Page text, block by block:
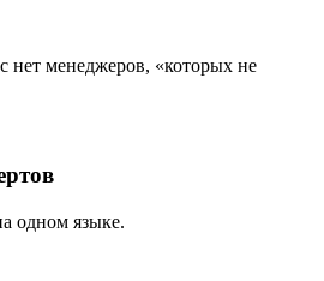
нет менеджеров, «которых не
одном языке.